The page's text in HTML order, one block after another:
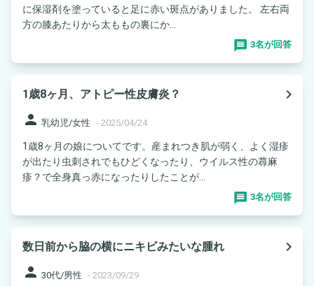
に保湿剤を塗っていると足に赤い斑点がありました。 左右両
方の膝あたりから太ももの裏にか...
3名が回答
1歳8ヶ月、アトピー性皮膚炎？
navigate_next
person 乳幼児/女性 - 2025/04/24
1歳8ヶ月の娘についてです。産まれつき肌が弱く、よく湿疹
が出たり虫刺されでもひどくなったり、ウイルス性の蕁麻
疹？で全身真っ赤になったりしたことが...
3名が回答
数日前から脇の横にニキビみたいな腫れ
navigate_next
person 30代/男性 - 2023/09/29